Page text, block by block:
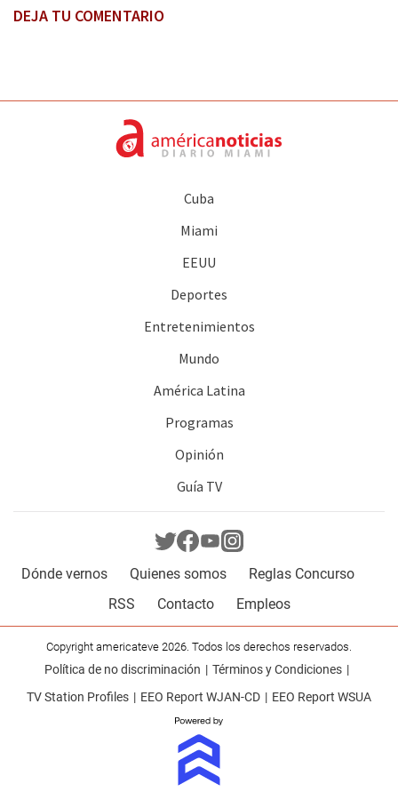
DEJA TU COMENTARIO
Cuba
Miami
EEUU
Deportes
Entretenimientos
Mundo
América Latina
Programas
Opinión
Guía TV
Dónde vernos Quienes somos
Reglas Concurso
RSS
Contacto Empleos
Copyright americateve 2026. Todos los derechos reservados.
Política de no discriminación
Términos y Condiciones
TV Station Profiles
EEO Report WJAN-CD EEO Report WSUA